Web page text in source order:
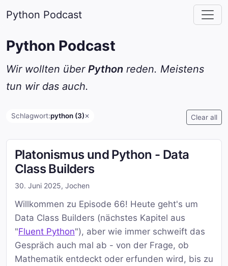
Python Podcast
Python Podcast
Wir wollten über Python reden. Meistens
tun wir das auch.
Schlagwort:python (3)✕ Clear all
Platonismus und Python - Data
Class Builders
30. Juni 2025, Jochen
Willkommen zu Episode 66! Heute geht's um
Data Class Builders (nächstes Kapitel aus
"Fluent Python"), aber wie immer schweift das
Gespräch auch mal ab - von der Frage, ob
Mathematik entdeckt oder erfunden wird, bis zu